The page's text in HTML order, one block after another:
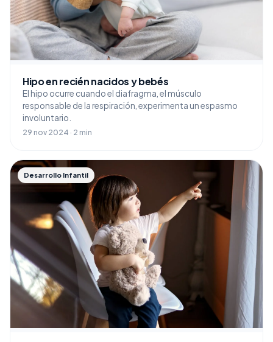
Hipo en recién nacidos y bebés
El hipo ocurre cuando el diafragma, el músculo
responsable de la respiración, experimenta un espasmo
involuntario.
29 nov 2024 · 2 min
Desarrollo Infantil